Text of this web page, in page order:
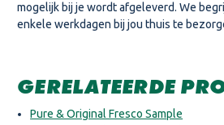
mogelijk bij je wordt afgeleverd. We
enkele werkdagen bij jou thuis te
GERELATEERDE
Pure & Original Fresco Sample